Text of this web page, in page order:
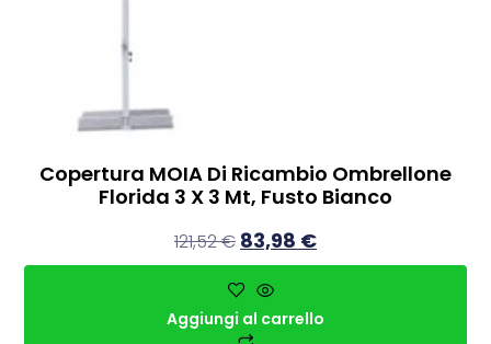
Copertura MOIA Di Ricambio Ombrellone
Florida 3 X 3 Mt, Fusto Bianco
121,52€ 83,98 €
Aggiungi al carrello